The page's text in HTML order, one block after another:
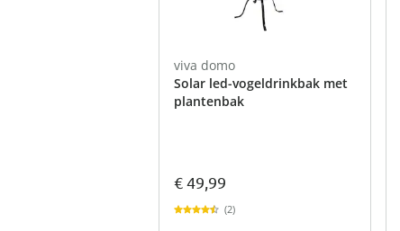
viva domo
Solar led-vogeldrinkbak met
plantenbak
€ 49,99
(2)